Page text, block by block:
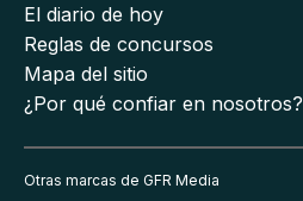
El diario de hoy
Reglas de concursos
Mapa del sitio
¿Por qué confiar en nosotros?
Otras marcas de GFR Media